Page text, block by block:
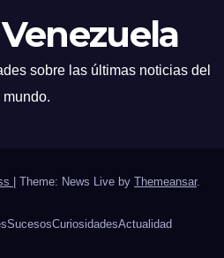
sobre las últimas noticias del
mundo.
Theme: News Live by Themeansar.
SucesosCuriosidadesActualidad